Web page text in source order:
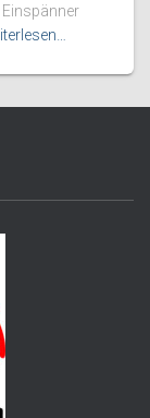
Einspänner